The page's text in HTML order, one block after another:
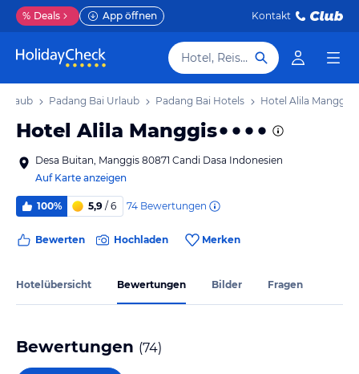
% Deals App öffnen Kontakt
Hotel, Reiseziel
Padang Bai Urlaub Padang Bai Hotels Hotel Alila Manggis
Hotel Alila Manggis
Desa Buitan, Manggis 80871 Candi Dasa Indonesien
Auf Karte anzeigen
100% 5,9 / 6 74 Bewertungen
Bewerten Hochladen Merken
Hotelübersicht Bewertungen Bilder Fragen
Bewertungen (74)